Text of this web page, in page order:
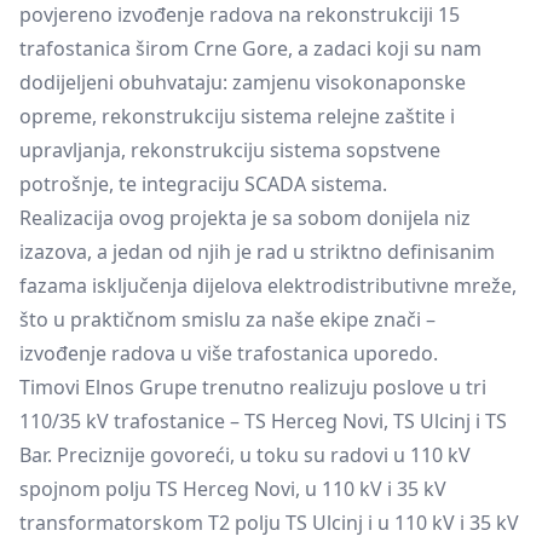
povjereno izvođenje radova na rekonstrukciji 15
trafostanica širom Crne Gore, a zadaci koji su nam
dodijeljeni obuhvataju: zamjenu visokonaponske
opreme, rekonstrukciju sistema relejne zaštite i
upravljanja, rekonstrukciju sistema sopstvene
potrošnje, te integraciju SCADA sistema.
Realizacija ovog projekta je sa sobom donijela niz
izazova, a jedan od njih je rad u striktno definisanim
fazama isključenja dijelova elektrodistributivne mreže,
što u praktičnom smislu za naše ekipe znači –
izvođenje radova u više trafostanica uporedo.
Timovi Elnos Grupe trenutno realizuju poslove u tri
110/35 kV trafostanice – TS Herceg Novi, TS Ulcinj i TS
Bar. Preciznije govoreći, u toku su radovi u 110 kV
spojnom polju TS Herceg Novi, u 110 kV i 35 kV
transformatorskom T2 polju TS Ulcinj i u 110 kV i 35 kV